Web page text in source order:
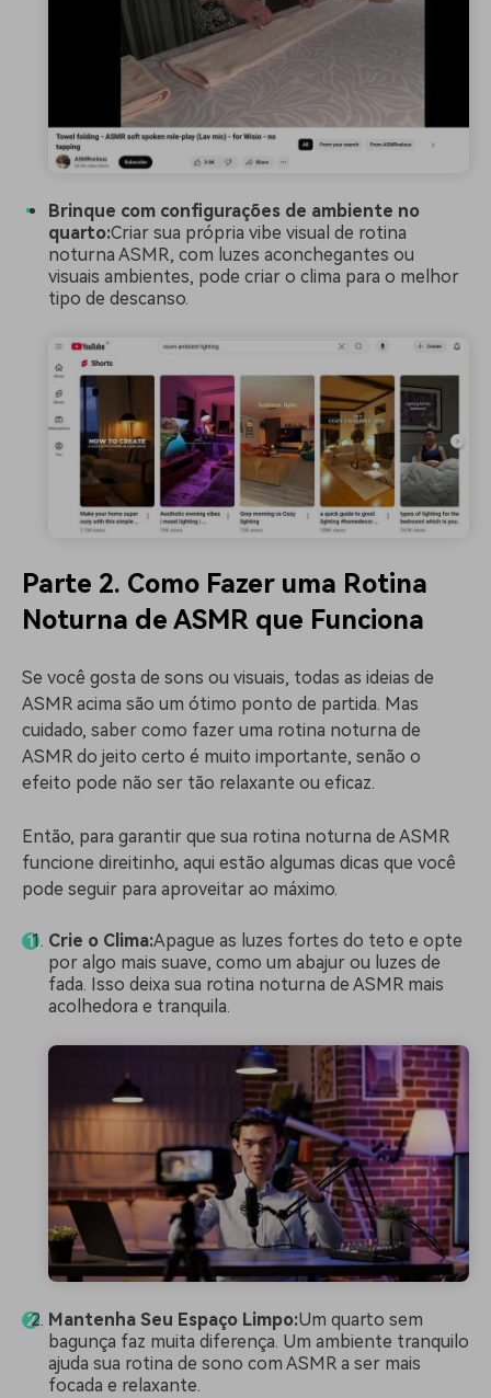
Brinque com configurações de ambiente no
quarto:Criar sua própria vibe visual de rotina
noturna ASMR, com luzes aconchegantes ou
visuais ambientes, pode criar o clima para o melhor
tipo de descanso.
Parte 2. Como Fazer uma Rotina
Noturna de ASMR que Funciona
Se você gosta de sons ou visuais, todas as ideias de
ASMR acima são um ótimo ponto de partida. Mas
cuidado, saber como fazer uma rotina noturna de
ASMR do jeito certo é muito importante, senão o
efeito pode não ser tão relaxante ou eficaz.
Então, para garantir que sua rotina noturna de ASMR
funcione direitinho, aqui estão algumas dicas que você
pode seguir para aproveitar ao máximo.
Crie o Clima:Apague as luzes fortes do teto e opte
por algo mais suave, como um abajur ou luzes de
fada. Isso deixa sua rotina noturna de ASMR mais
acolhedora e tranquila.
Mantenha Seu Espaço Limpo:Um quarto sem
bagunça faz muita diferença. Um ambiente tranquilo
ajuda sua rotina de sono com ASMR a ser mais
focada e relaxante.